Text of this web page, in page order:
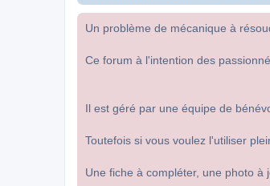
Un problème de mécanique à
Ce forum à l'intention des
Il est géré par une équipe de
Toutefois si vous voulez l'utiliser
Une fiche à compléter, une photo